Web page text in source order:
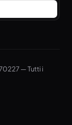
— Tutti i